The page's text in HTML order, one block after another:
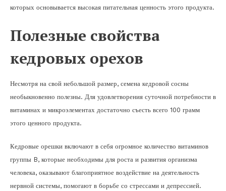
которых основывается высокая питательная ценность этого продукта.
Полезные свойства
кедровых орехов
Несмотря на свой небольшой размер, семена кедровой сосны
необыкновенно полезны. Для удовлетворения суточной потребности в
витаминах и микроэлементах достаточно съесть всего 100 грамм
этого ценного продукта.
Кедровые орешки включают в себя огромное количество витаминов
группы B, которые необходимы для роста и развития организма
человека, оказывают благоприятное воздействие на деятельность
нервной системы, помогают в борьбе со стрессами и депрессией.